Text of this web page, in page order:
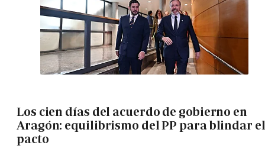
Los cien días del acuerdo de gobierno en
Aragón: equilibrismo del PP para blindar el
pacto